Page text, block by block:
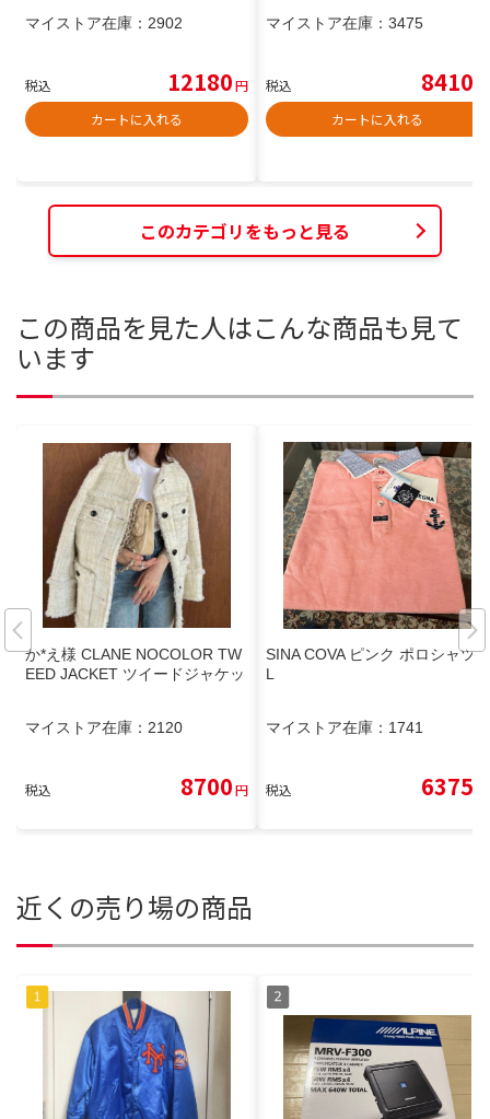
マイストア在庫： 2902
税込 12180円
カートに入れる
マイストア在庫： 3475
税込 8410
カートに入れる
このカテゴリをもっと見る
この商品を見た人はこんな商品も見て
います
か*え様 CLANE NOCOLOR TW
EED JACKET ツイードジャケッ
マイストア在庫： 2120
税込 8700円
SINA COVA ピンク ポロシャツ L
L
マイストア在庫： 1741
税込 6375
近くの売り場の商品